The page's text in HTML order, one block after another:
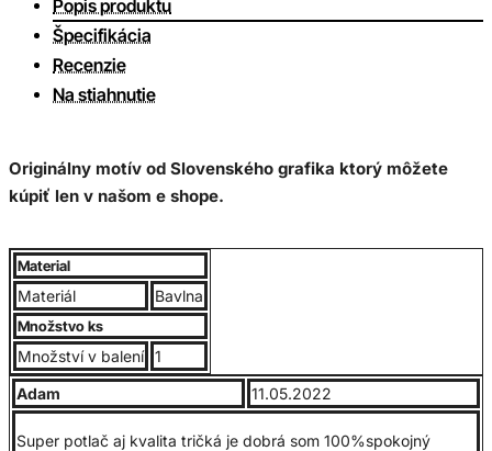
Popis produktu
Špecifikácia
Recenzie
Na stiahnutie
Originálny motív od Slovenského grafika ktorý môžete
kúpiť len v našom e shope.
Kvalitné UNISEX tričko, 100% bavlna, jemne česaná, rukávy,
lem okolo krku obsahuje elastan. Gramáž 190g/m2
Veľkostná tabuľka
Material
Materiál Bavlna
Množstvo ks
Množství v balení 1
Adam
11.05.2022
Super potlač aj kvalita tričká je dobrá som 100%spokojný